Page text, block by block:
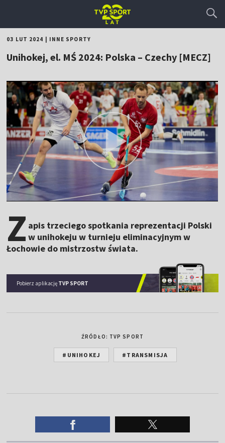
03 LUT 2024 INNE SPORTY
Unihokej, el. MŚ 2024: Polska – Czechy [MECZ]
Z apis trzeciego spotkania reprezentacji Polski
w unihokeju w turnieju eliminacyjnym w
Łochowie do mistrzostw świata.
Pobierz aplikację TVP SPORT
ŹRÓDŁO: TVP SPORT
#UNIHOKEJ #TRANSMISJA